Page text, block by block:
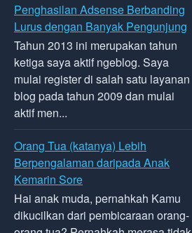
Penghasilan Adsense Berbanding
Lurus dengan Banyak Pengunjung
Tahun 2013 ini merupakan tahun
ketiga saya aktif ngeblog. Saya
mulai register di salah satu layanan
blog pada tahun 2009 dan mulai
aktif men...
Orang Tua (katanya) Lebih
Berpengalaman daripada Anak
Kemarin Sore
Hai anak muda, pernahkah Kamu
dikucilkan dari pembicaraan orang-